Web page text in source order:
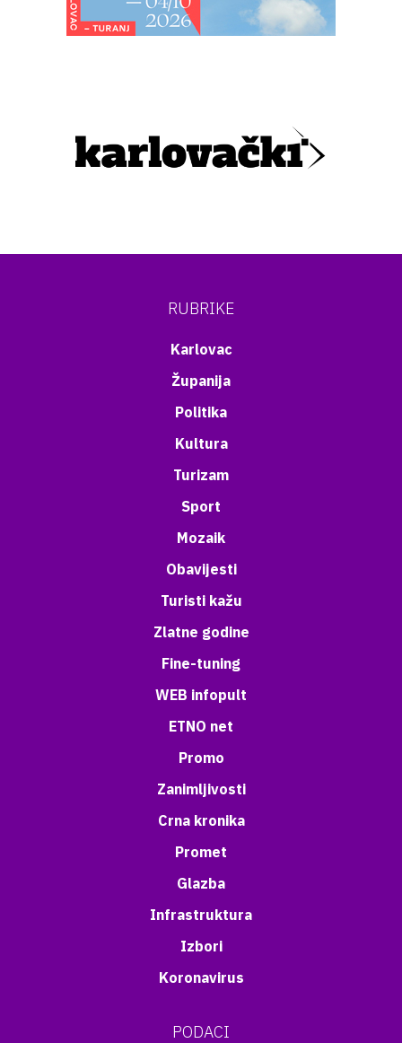
RUBRIKE
Karlovac
Županija
Politika
Kultura
Turizam
Sport
Mozaik
Obavijesti
Turisti kažu
Zlatne godine
Fine-tuning
WEB infopult
ETNO net
Promo
Zanimljivosti
Crna kronika
Promet
Glazba
Infrastruktura
Izbori
Koronavirus
PODACI